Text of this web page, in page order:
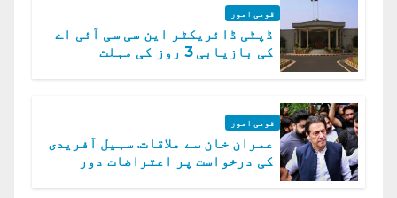
قومی امور
ڈپٹی ڈائریکٹر این سی سی آئی اے
کی بازیابی 3 روز کی مہلت
قومی امور
عمران خان سے ملاقات. سہیل آفریدی
کی درخواست پر اعتراضات دور